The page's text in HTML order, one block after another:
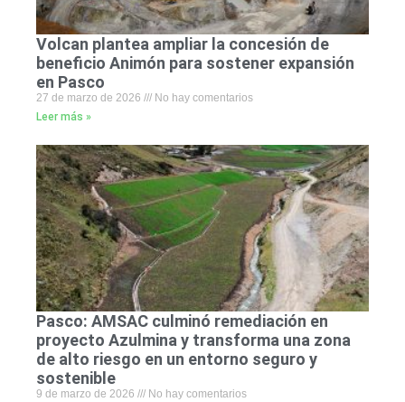
Volcan plantea ampliar la concesión de
beneficio Animón para sostener expansión
en Pasco
27 de marzo de 2026
No hay comentarios
Leer más »
Pasco: AMSAC culminó remediación en
proyecto Azulmina y transforma una zona
de alto riesgo en un entorno seguro y
sostenible
9 de marzo de 2026
No hay comentarios